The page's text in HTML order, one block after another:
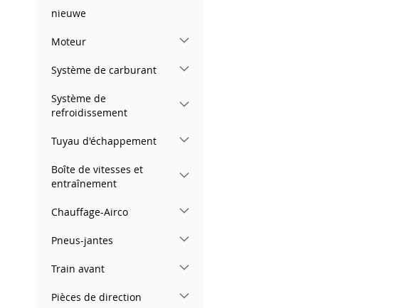
À
MA
LISTE
D’ENVIE
AJOUTER
AU
COMPARATEUR
nieuwe
Moteur
Système de carburant
Système de
refroidissement
Tuyau d'échappement
Boîte de vitesses et
entraînement
Chauffage-Airco
Pneus-jantes
Train avant
Pièces de direction